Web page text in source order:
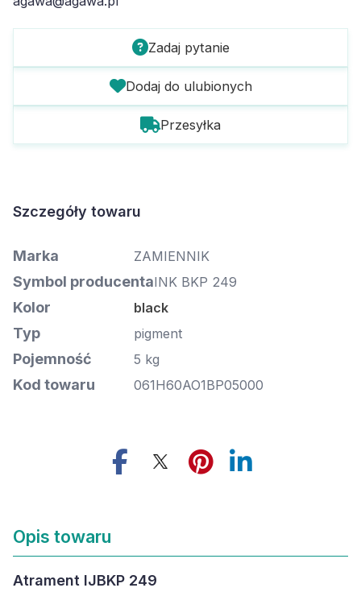
Zadaj pytanie
Dodaj do ulubionych
Przesyłka
Szczegóły towaru
Marka ZAMIENNIK
Symbol producentaINK BKP 249
Kolor black
Typ pigment
Pojemność 5 kg
Kod towaru 061H60AO1BP05000
Opis towaru
Atrament IJBKP 249